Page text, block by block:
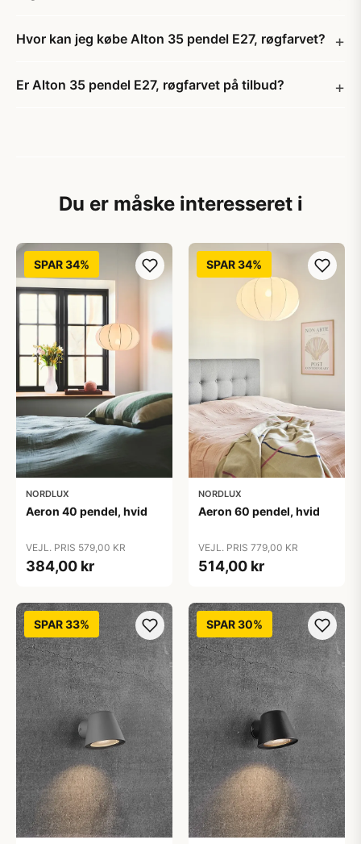
Hvor kan jeg købe Alton 35 pendel E27, røgfarvet?
Er Alton 35 pendel E27, røgfarvet på tilbud?
Du er måske interesseret i
SPAR 34%
NORDLUX
Aeron 40 pendel, hvid
VEJL. PRIS 579,00 KR
384,00 kr
SPAR 34%
NORDLUX
Aeron 60 pendel, hvid
VEJL. PRIS 779,00 KR
514,00 kr
SPAR 33% SPAR 30%